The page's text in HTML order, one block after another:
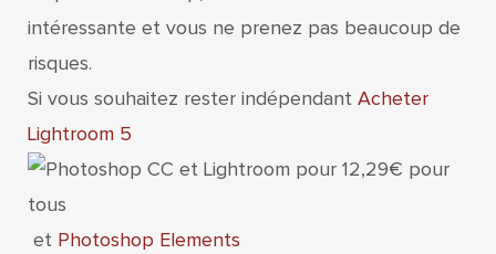
intéressante et vous ne prenez pas beaucoup de
risques.
Si vous souhaitez rester indépendant Acheter
Lightroom 5
et Photoshop Elements